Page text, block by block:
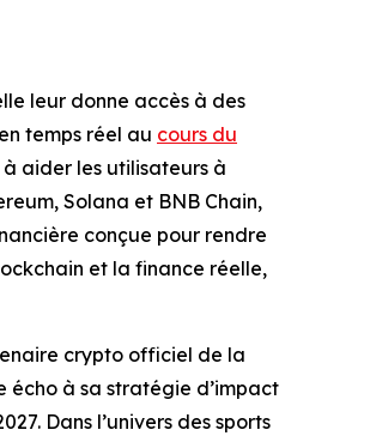
leur donne accès à des
temps réel au cours du
à aider les utilisateurs à
Solana et BNB Chain,
conçue pour rendre
et la finance réelle,
crypto officiel de la
écho à sa stratégie d’impact
Dans l’univers des sports